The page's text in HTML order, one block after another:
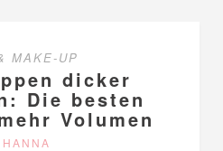
MAKE-UP
dicker
Die besten
Volumen
HANNA